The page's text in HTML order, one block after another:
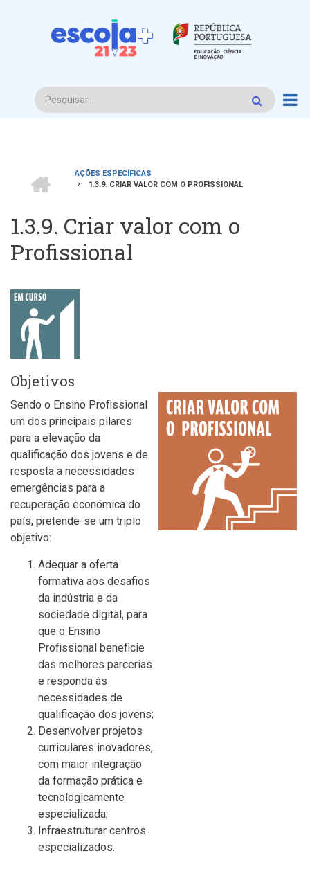
Procurar
Navegação
estrutural
AÇÕES ESPECÍFICAS
1.3.9. CRIAR VALOR COM O PROFISSIONAL
1.3.9. Criar valor com o
Profissional
Objetivos
Sendo o Ensino Profissional
um dos principais pilares
para a elevação da
qualificação dos jovens e de
resposta a necessidades
emergências para a
recuperação económica do
país, pretende-se um triplo
objetivo:
Adequar a oferta
formativa aos desafios
da indústria e da
sociedade digital, para
que o Ensino
Profissional beneficie
das melhores parcerias
e responda às
necessidades de
qualificação dos jovens;
Desenvolver projetos
curriculares inovadores,
com maior integração
da formação prática e
tecnologicamente
especializada;
Infraestruturar centros
especializados.